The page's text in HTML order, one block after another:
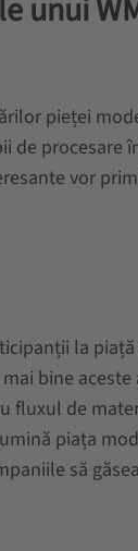
unui
pieței
de procesare
vor
la piață
bine aceste
fluxul de
piața
să